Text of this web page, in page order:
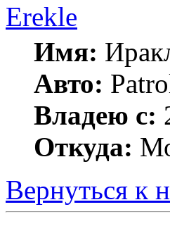
Erekle
Имя:
Авто:
Владею с:
Откуда:
Вернуться к